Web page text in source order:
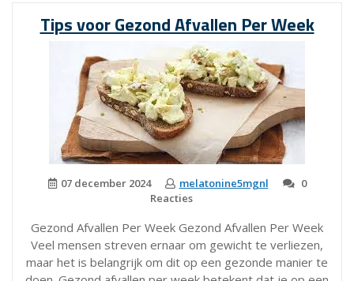
één
Week”
Tips voor Gezond Afvallen Per Week
07 december 2024 melatonine5mgnl
0
Reacties
Gezond Afvallen Per Week Gezond Afvallen Per Week
Veel mensen streven ernaar om gewicht te verliezen,
maar het is belangrijk om dit op een gezonde manier te